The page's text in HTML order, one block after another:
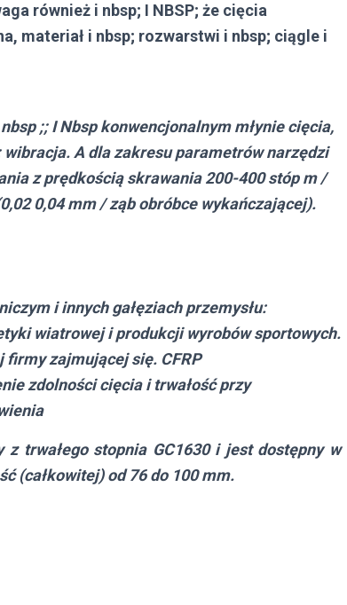
również i nbsp; I NBSP; że cięcia
materiał i nbsp; rozwarstwi i nbsp; ciągle i
;; I Nbsp konwencjonalnym młynie cięcia,
A dla zakresu parametrów narzędzi
z prędkością skrawania 200-400 stóp m /
0,04 mm / ząb obróbce wykańczającej).
i innych gałęziach przemysłu:
wiatrowej i produkcji wyrobów sportowych.
firmy zajmującej się. CFRP
zdolności cięcia i trwałość przy
trwałego stopnia GC1630 i jest dostępny w
(całkowitej) od 76 do 100 mm.